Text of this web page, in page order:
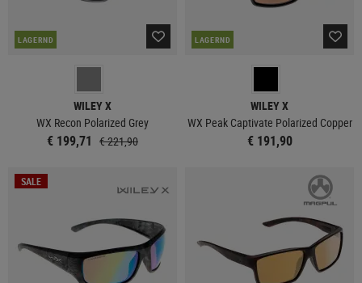
LAGERND
WILEY X
WX Recon Polarized Grey
€ 199,71 € 221,90
LAGERND
WILEY X
WX Peak Captivate Polarized Copper
€ 191,90
SALE